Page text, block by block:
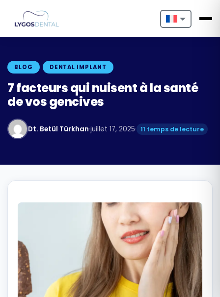
Nederlands
Français
Português
Български
Română
Русский
BLOG DENTAL IMPLANT
7 facteurs qui nuisent à la santé
de vos gencives
Dt. Betül Türkhan·juillet 17, 2025· 11 temps de lecture